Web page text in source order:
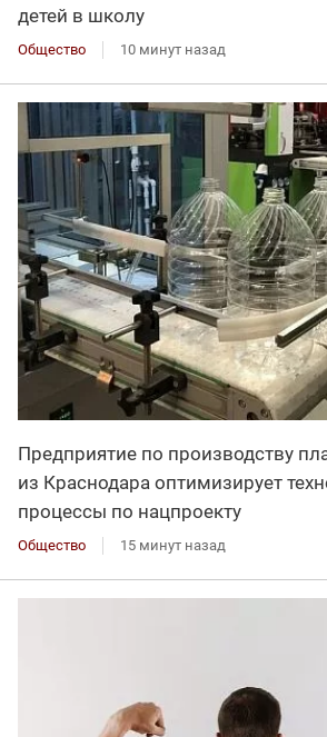
детей в школу
Общество 10 минут назад
Предприятие по производству
из Краснодара оптимизирует
процессы по нацпроекту
Общество 15 минут назад